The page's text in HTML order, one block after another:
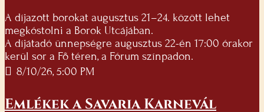
A díjazott borokat augusztus 21–24. között lehet
megkóstolni a Borok Utcájában.
A díjátadó ünnepségre augusztus 22-én 17:00 órakor
kerül sor a Fő téren, a Fórum színpadon.
8/10/26, 5:00 PM
Emlékek a Savaria Karnevál